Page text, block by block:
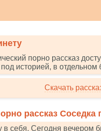
порно рассказ
историей, в отдельном
Скачать
рассказ Соседка
в себя. Сегодня вечером